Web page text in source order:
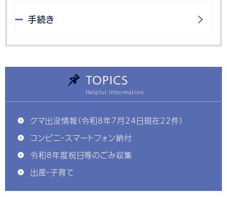
手続き
TOPICS
クマ出没情報（令和8年7月24日現在22件）
コンビニ・スマートフォン納付
令和8年度祝日等のごみ収集
出産・子育て